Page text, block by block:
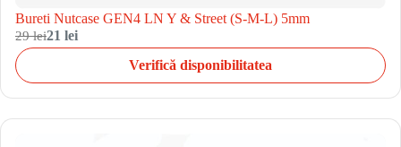
Bureti Nutcase GEN4 LN Y & Street (S-M-L) 5mm
29 lei21 lei
Verifică disponibilitatea